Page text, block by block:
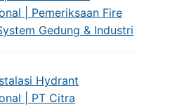
| Pemeriksaan Fire
Gedung & Industri
Hydrant
| PT Citra